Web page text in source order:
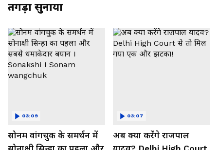
तगड़ा सुनाया
सोनम वांगचुक के समर्थन में
03:09
अब क्या करेंगे राजपाल
03:07